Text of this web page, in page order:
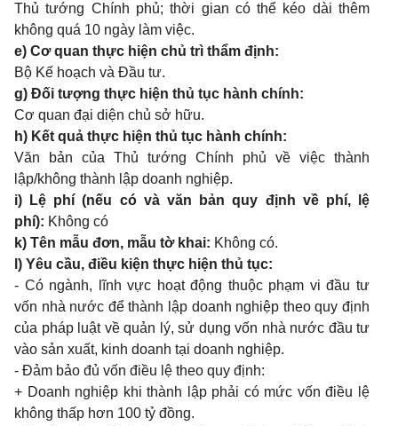
Thủ tướng Chính phủ; thời gian có thể kéo dài thêm
không quá 10 ngày làm việc.
e) Cơ quan thực hiện chủ trì thẩm định:
Bộ Kế hoạch và Đầu tư.
g) Đối tượng thực hiện thủ tục hành chính:
Cơ quan đại diện chủ sở hữu.
h) Kết quả thực hiện thủ tục hành chính:
Văn bản của Thủ tướng Chính phủ về việc thành
lập/không thành lập doanh nghiệp.
i) Lệ phí (nếu có và văn bản quy định về phí, lệ
phí): Không có
k) Tên mẫu đơn, mẫu tờ khai: Không có.
l) Yêu cầu, điều kiện thực hiện thủ tục:
- Có ngành, lĩnh vực hoạt động thuộc phạm vi đầu tư
vốn nhà nước để thành lập doanh nghiệp theo quy định
của pháp luật về quản lý, sử dụng vốn nhà nước đầu tư
vào sản xuất, kinh doanh tại doanh nghiệp.
- Đảm bảo đủ vốn điều lệ theo quy định:
+ Doanh nghiệp khi thành lập phải có mức vốn điều lệ
không thấp hơn 100 tỷ đồng.